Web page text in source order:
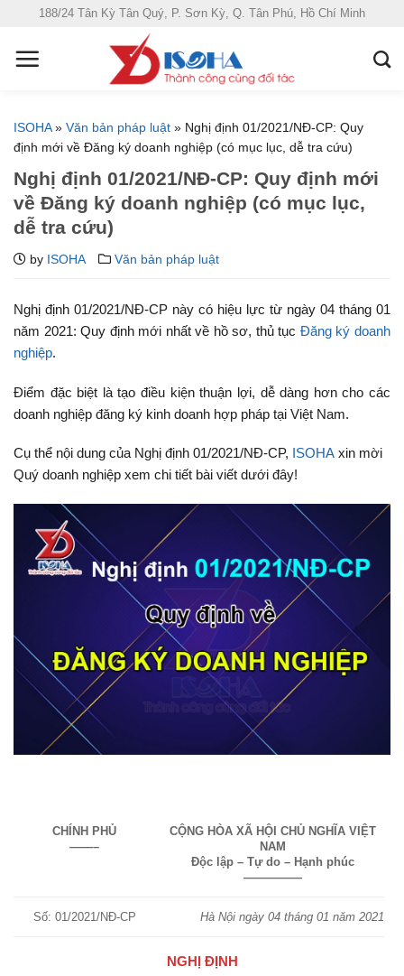
188/24 Tân Kỳ Tân Quý, P. Sơn Kỳ, Q. Tân Phú, Hồ Chí Minh
ISOHA» Văn bản pháp luật » Nghị định 01/2021/NĐ-CP: Quy
định mới về Đăng ký doanh nghiệp (có mục lục, dễ tra cứu)
Nghị định 01/2021/NĐ-CP: Quy định mới
về Đăng ký doanh nghiệp (có mục lục,
dễ tra cứu)
by ISOHA Văn bản pháp luật
Nghị định 01/2021/NĐ-CP này có hiệu lực từ ngày 04 tháng 01
năm 2021: Quy định mới nhất về hồ sơ, thủ tục Đăng ký doanh
nghiệp.
Điểm đặc biệt là tạo điều kiện thuận lợi, dễ dàng hơn cho các
doanh nghiệp đăng ký kinh doanh hợp pháp tại Việt Nam.
Cụ thể nội dung của Nghị định 01/2021/NĐ-CP, ISOHA xin mời
Quý doanh nghiệp xem chi tiết bài viết dưới đây!
CHÍNH PHỦ
——–
CỘNG HÒA XÃ HỘI CHỦ NGHĨA VIỆT
NAM
Độc lập – Tự do – Hạnh phúc
—————
Số: 01/2021/NĐ-CP Hà Nội ngày 04 tháng 01 năm 2021
NGHỊ ĐỊNH